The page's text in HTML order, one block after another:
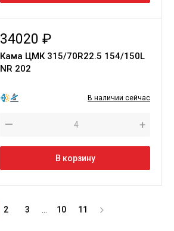
34020 ₽
Кама ЦМК 315/70R22.5 154/150L
NR 202
В наличии сейчас
— +
В корзину
2 3 10 11